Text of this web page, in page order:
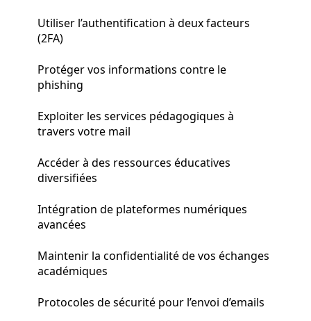
Utiliser l’authentification à deux facteurs
(2FA)
Protéger vos informations contre le
phishing
Exploiter les services pédagogiques à
travers votre mail
Accéder à des ressources éducatives
diversifiées
Intégration de plateformes numériques
avancées
Maintenir la confidentialité de vos échanges
académiques
Protocoles de sécurité pour l’envoi d’emails